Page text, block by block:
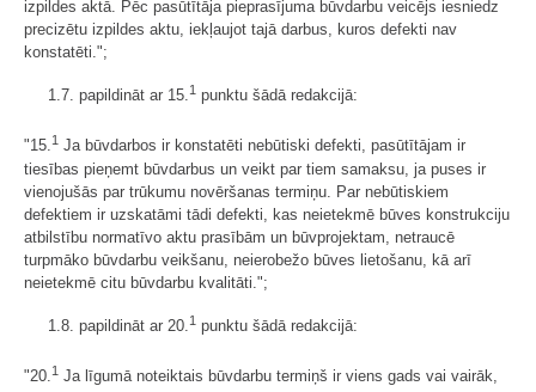
izpildes aktā. Pēc pasūtītāja pieprasījuma būvdarbu veicējs iesniedz
precizētu izpildes aktu, iekļaujot tajā darbus, kuros defekti nav
konstatēti.";
1.7. papildināt ar 15.1 punktu šādā redakcijā:
"15.1 Ja būvdarbos ir konstatēti nebūtiski defekti, pasūtītājam ir
tiesības pieņemt būvdarbus un veikt par tiem samaksu, ja puses ir
vienojušās par trūkumu novēršanas termiņu. Par nebūtiskiem
defektiem ir uzskatāmi tādi defekti, kas neietekmē būves konstrukciju
atbilstību normatīvo aktu prasībām un būvprojektam, netraucē
turpmāko būvdarbu veikšanu, neierobežo būves lietošanu, kā arī
neietekmē citu būvdarbu kvalitāti.";
1.8. papildināt ar 20. 1 punktu šādā redakcijā:
"20.1 Ja līgumā noteiktais būvdarbu termiņš ir viens gads vai vairāk,